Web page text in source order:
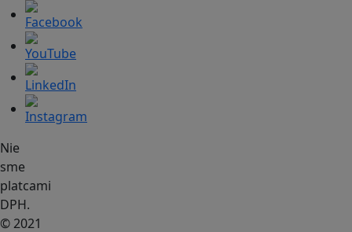
Nie
sme
platcami
DPH.
© 2021